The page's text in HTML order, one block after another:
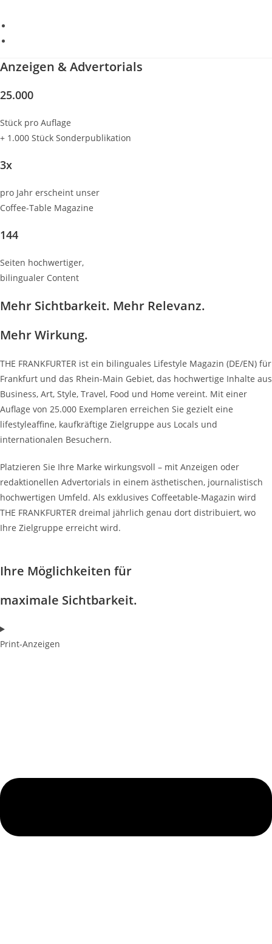
Anzeigen & Advertorials
25.000
Stück pro Auflage
+ 1.000 Stück Sonderpublikation
3x
pro Jahr erscheint unser
Coffee-Table Magazine
144
Seiten hochwertiger,
bilingualer Content
Mehr Sichtbarkeit. Mehr Relevanz.
Mehr Wirkung.
THE FRANKFURTER ist ein bilinguales Lifestyle Magazin (DE/EN) für
Frankfurt und das Rhein-Main Gebiet, das hochwertige Inhalte aus
Business, Art, Style, Travel, Food und Home vereint. Mit einer
Auflage von 25.000 Exemplaren erreichen Sie gezielt eine
lifestyleaffine, kaufkräftige Zielgruppe aus Locals und
internationalen Besuchern.
Platzieren Sie Ihre Marke wirkungsvoll – mit Anzeigen oder
redaktionellen Advertorials in einem ästhetischen, journalistisch
hochwertigen Umfeld. Als exklusives Coffeetable-Magazin wird
THE FRANKFURTER dreimal jährlich genau dort distribuiert, wo
Ihre Zielgruppe erreicht wird.
Ihre Möglichkeiten für
maximale Sichtbarkeit.
Print-Anzeigen